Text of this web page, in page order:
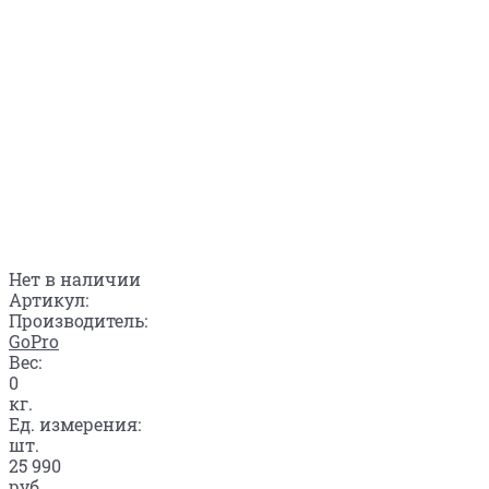
Нет в наличии
Артикул:
Производитель:
GoPro
Вес:
0
кг.
Ед. измерения:
шт.
25 990